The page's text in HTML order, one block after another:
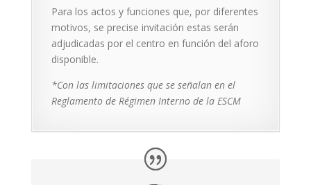
Para los actos y funciones que, por diferentes
motivos, se precise invitación estas serán
adjudicadas por el centro en función del aforo
disponible.
*Con las limitaciones que se señalan en el
Reglamento de Régimen Interno de la ESCM